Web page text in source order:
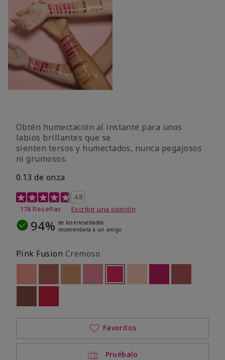
Obtén humectación al instante para unos
labios brillantes que se
sienten tersos y humectados, nunca pegajosos
ni grumosos.
0.13 de onza
Calificación de clientes de 4,8 de 5
4.8
178 Reseñas
Escribir una opinión
94% de los encuestados
recomendaría a un amigo.
Pink Fusion Cremoso
Out of stockOut of stockseleccionado
Out of stock
Pruébalo
Favoritos